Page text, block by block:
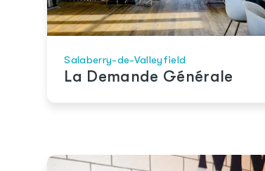
Salaberry-de-Valleyfield
La Demande Générale